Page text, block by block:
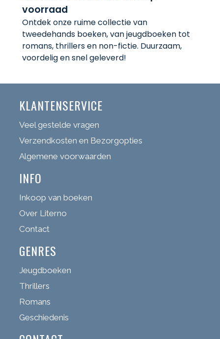
voorraad
Ontdek onze ruime collectie van
tweedehands boeken, van jeugdboeken tot
romans, thrillers en non-fictie. Duurzaam,
voordelig en snel geleverd!
KLANTENSERVICE
Veel gestelde vragen
Verzendkosten en Bezorgopties
Algemene voorwaarden
INFO
Inkoop van boeken
Over Literno
Contact
GENRES
Jeugdboeken
Thrillers
Romans
Geschiedenis